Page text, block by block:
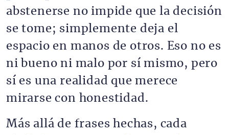
abstenerse no impide que la decisión
se tome; simplemente deja el
espacio en manos de otros. Eso no es
ni bueno ni malo por sí mismo, pero
sí es una realidad que merece
mirarse con honestidad.
Más allá de frases hechas, cada